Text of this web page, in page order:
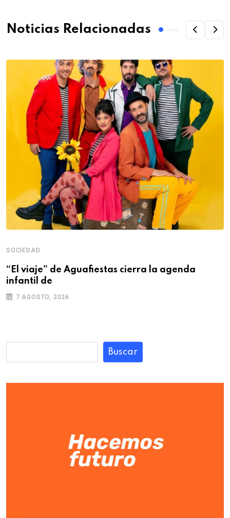
Noticias Relacionadas
SOCIEDAD
“El viaje” de Aguafiestas cierra la agenda
infantil de
7 AGOSTO, 2026
Buscar